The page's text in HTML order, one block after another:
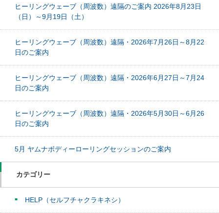
ヒーリングウェーブ（周波数）遠隔のご案内 2026年8月23日
（日）～9月19日（土）
ヒーリングウェーブ（周波数）遠隔・2026年7月26日～8月22
日のご案内
ヒーリングウェーブ（周波数）遠隔・2026年6月27日～7月24
日のご案内
ヒーリングウェーブ（周波数）遠隔・2026年5月30日～6月26
日のご案内
5月 ヤムナボディーローリングセッションのご案内
カテゴリー
HELP（セルフチャクラキネシ）